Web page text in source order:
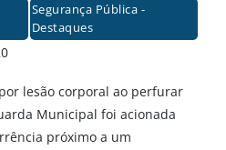
Segurança Pública -
Destaques
lesão corporal ao perfurar
Municipal foi acionada
próximo a um